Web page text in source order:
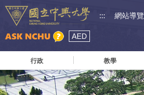
::: 網站導覽
AED
行政 教學